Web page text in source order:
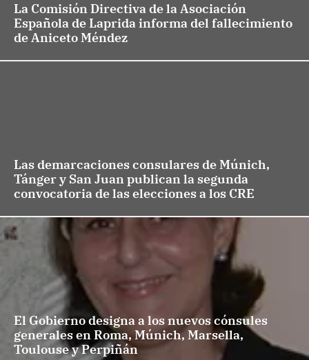
La Comisión Directiva de la Asociación
Española de Laprida informa del fallecimiento
de Aniceto Méndez
Las demarcaciones consulares de Múnich,
Tánger y San Juan publican la segunda
convocatoria de las elecciones a los CRE
El Gobierno designa a los nuevos cónsules
generales en Roma, Múnich, Marsella,
Toulouse y Perpiñán